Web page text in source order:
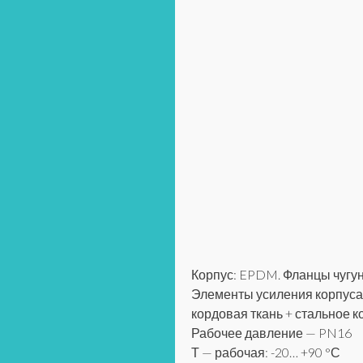
Корпус: EPDM. Фланцы чугун
Элементы усиления
кордовая ткань + стальное
Рабочее давление — PN16
Т — рабочая: -20… +90 °С